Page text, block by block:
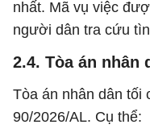
nhất. Mã vụ việc
người dân tra cứu
2.4. Tòa án nhân
Tòa án nhân dân tối
90/2026/AL. Cụ thể: